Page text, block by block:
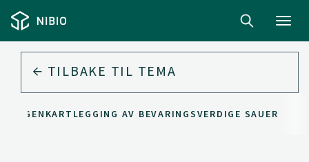
TILBAKE TIL TEMA
GENKARTLEGGING AV BEVARINGSVERDIGE SAUER